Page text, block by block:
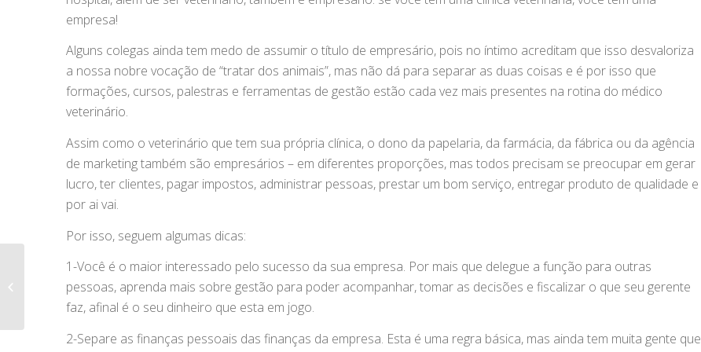
empresa!
Alguns colegas ainda tem medo de assumir o título de empresário, pois no íntimo acreditam que isso desvaloriza
a nossa nobre vocação de “tratar dos animais”, mas não dá para separar as duas coisas e é por isso que
formações, cursos, palestras e ferramentas de gestão estão cada vez mais presentes na rotina do médico
veterinário.
Assim como o veterinário que tem sua própria clínica, o dono da papelaria, da farmácia, da fábrica ou da agência
de marketing também são empresários – em diferentes proporções, mas todos precisam se preocupar em gerar
lucro, ter clientes, pagar impostos, administrar pessoas, prestar um bom serviço, entregar produto de qualidade e
por ai vai.
Por isso, seguem algumas dicas:
1-Você é o maior interessado pelo sucesso da sua empresa. Por mais que delegue a função para outras
pessoas, aprenda mais sobre gestão para poder acompanhar, tomar as decisões e fiscalizar o que seu gerente
faz, afinal é o seu dinheiro que esta em jogo.
2-Separe as finanças pessoais das finanças da empresa. Esta é uma regra básica, mas ainda tem muita gente que
A importância dos
nos softwares de